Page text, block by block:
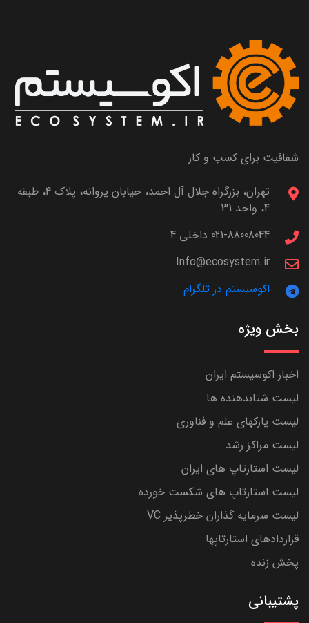
شفافیت برای کسب و کار
تهران، بزرگراه جلال آل احمد، خیابان پروانه، پلاک 4، طبقه
4، واحد 31
021-88008044 داخلی 4
Info@ecosystem.ir
اکوسیستم در تلگرام
بخش ویژه
اخبار اکوسیستم ایران
لیست شتابدهنده ها
لیست پارکهای علم و فناوری
لیست مراکز رشد
لیست استارتاپ های ایران
لیست استارتاپ های شکست خورده
لیست سرمایه گذاران خطرپذیر VC
قراردادهای استارتاپها
پخش زنده
پشتیبانی